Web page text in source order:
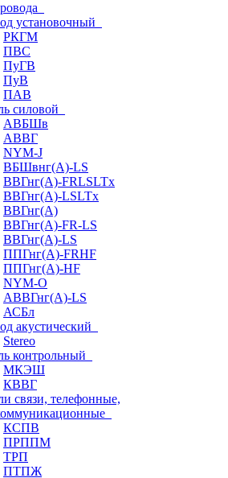
установочный
РКГМ
ПВС
ПуГВ
ПуВ
ПАВ
силовой
АВБШв
АВВГ
NYM-J
ВБШвнг(А)-LS
ВВГнг(A)-FRLSLTx
ВВГнг(A)-LSLTx
ВВГнг(А)
ВВГнг(А)-FR-LS
ВВГнг(А)-LS
ППГнг(А)-FRHF
ППГнг(А)-HF
NYM-O
АВВГнг(А)-LS
АСБл
акустический
Stereo
контрольный
МКЭШ
КВВГ
связи, телефонные,
КСПВ
ПРППМ
ТРП
ПТПЖ